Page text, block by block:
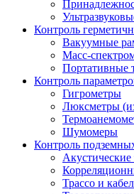
Контроль
Вакуумные
Масс-
Портативные
Контроль
Гигрометры
Люксметры
Шумомеры
Контроль
Акустические
Трассо и